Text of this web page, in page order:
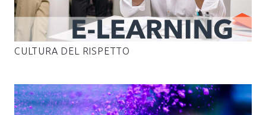
CULTURA DEL RISPETTO